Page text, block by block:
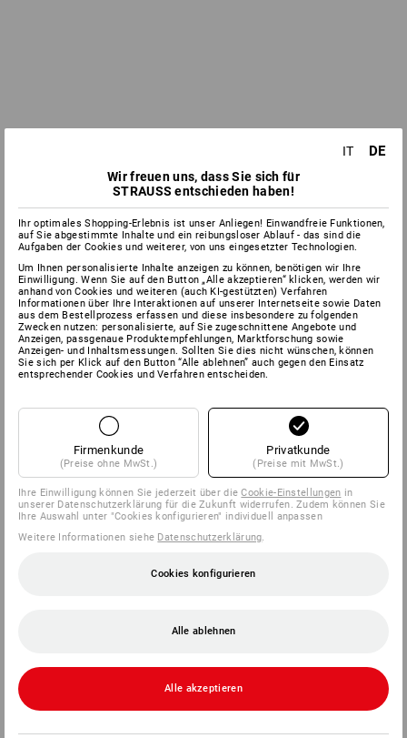
IT DE
Wir freuen uns, dass Sie sich für
STRAUSS entschieden haben!
Ihr optimales Shopping-Erlebnis ist unser Anliegen! Einwandfreie Funktionen,
auf Sie abgestimmte Inhalte und ein reibungsloser Ablauf - das sind die
Aufgaben der Cookies und weiterer, von uns eingesetzter Technologien.
Um Ihnen personalisierte Inhalte anzeigen zu können, benötigen wir Ihre
Einwilligung. Wenn Sie auf den Button „Alle akzeptieren“ klicken, werden wir
anhand von Cookies und weiteren (auch KI-gestützten) Verfahren
Informationen über Ihre Interaktionen auf unserer Internetseite sowie Daten
aus dem Bestellprozess erfassen und diese insbesondere zu folgenden
Zwecken nutzen: personalisierte, auf Sie zugeschnittene Angebote und
Anzeigen, passgenaue Produktempfehlungen, Marktforschung sowie
Anzeigen- und Inhaltsmessungen. Sollten Sie dies nicht wünschen, können
Sie sich per Klick auf den Button “Alle ablehnen” auch gegen den Einsatz
entsprechender Cookies und Verfahren entscheiden.
Firmenkunde
(Preise ohne MwSt.)
Privatkunde
(Preise mit MwSt.)
Ihre Einwilligung können Sie jederzeit über dieCookie-Einstellungen in
unserer Datenschutzerklärung für die Zukunft widerrufen. Zudem können Sie
Ihre Auswahl unter "Cookies konfigurieren" individuell anpassen
Weitere Informationen siehe Datenschutzerklärung.
Cookies konfigurieren
Alle ablehnen
Alle akzeptieren